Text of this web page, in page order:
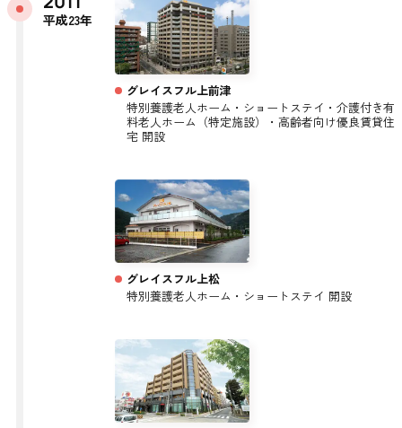
平成23年
グレイスフル上前津
特別養護老人ホーム・ショートステイ・介護付き有
料老人ホーム（特定施設）・高齢者向け優良賃貸住
宅 開設
グレイスフル上松
特別養護老人ホーム・ショートステイ 開設